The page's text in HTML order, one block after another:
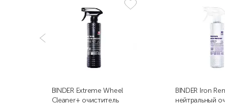
BINDER Extreme Wheel
Cleaner+ очиститель
BINDER Iron
нейтральный